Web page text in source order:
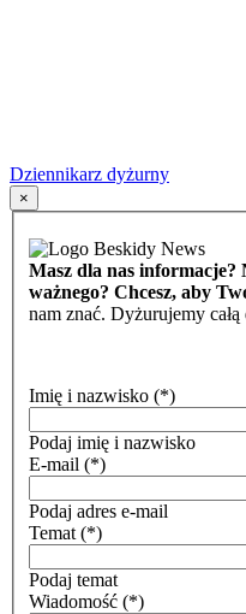
Dziennikarz dyżurny
×
Masz dla nas informacje?
ważnego? Chcesz, aby
nam znać. Dyżurujemy
Imię i nazwisko (*)
Podaj imię i nazwisko
E-mail (*)
Podaj adres e-mail
Temat (*)
Podaj temat
Wiadomość (*)